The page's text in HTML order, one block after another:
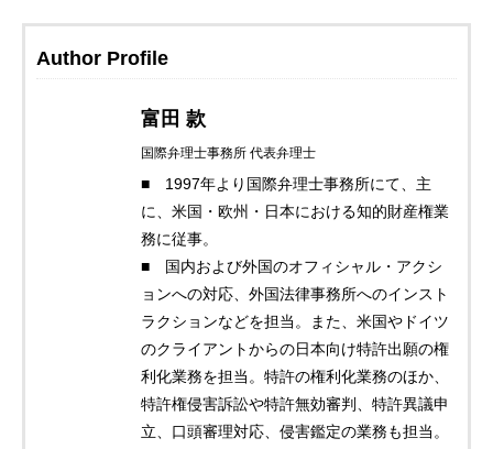
Author Profile
富田 款
国際弁理士事務所 代表弁理士
■ 1997年より国際弁理士事務所にて、主
に、米国・欧州・日本における知的財産権業
務に従事。
■ 国内および外国のオフィシャル・アクシ
ョンへの対応、外国法律事務所へのインスト
ラクションなどを担当。また、米国やドイツ
のクライアントからの日本向け特許出願の権
利化業務を担当。特許の権利化業務のほか、
特許権侵害訴訟や特許無効審判、特許異議申
立、口頭審理対応、侵害鑑定の業務も担当。